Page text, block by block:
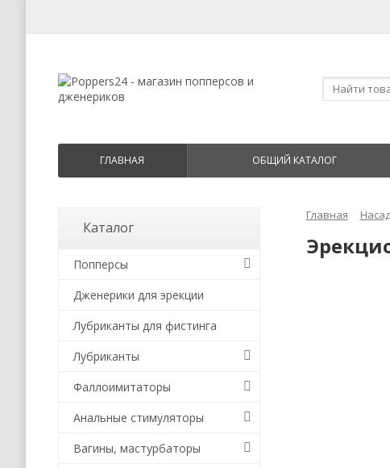
ГЛАВНАЯ ОБЩИЙ КАТАЛОГ
Главная
Каталог
Попперсы
Дженерики для эрекции
Лубриканты для фистинга
Лубриканты
Фаллоимитаторы
Анальные стимуляторы
Вагины, мастурбаторы